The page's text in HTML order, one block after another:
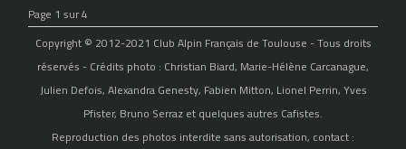
Page 1 sur 4
Copyright © 2012-2021 Club Alpin Français de Toulouse - Tous droits
réservés - Crédits photo : Christian Biard, Marie-Hélène Carcanague,
Julien Defois, Alexandra Genesty, Fabien Mitton, Lionel Perrin, Yves
Pfister, Bruno Serraz et quelques autres Cafistes.
Reproduction des photos interdite sans autorisation, contact :